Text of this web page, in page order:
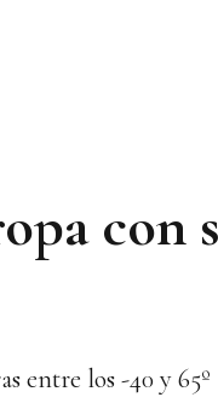
con
entre los -40 y 65º